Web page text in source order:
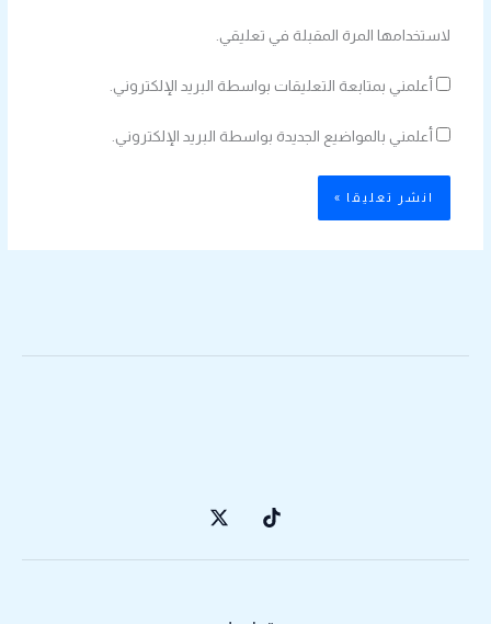
لاستخدامها المرة المقبلة في تعليقي.
أعلمني بمتابعة التعليقات بواسطة البريد الإلكتروني.
أعلمني بالمواضيع الجديدة بواسطة البريد الإلكتروني.